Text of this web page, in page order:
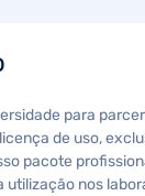
para
de uso,
pacote
utilização nos